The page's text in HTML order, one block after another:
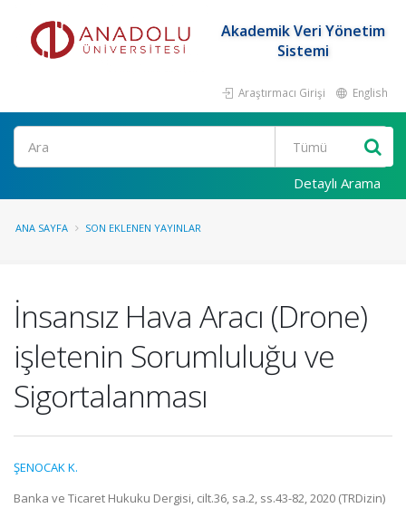
Akademik Veri Yönetim
Sistemi
Araştırmacı Girişi English
Ara
Detaylı Arama
ANA SAYFA SON EKLENEN YAYINLAR
İnsansız Hava Aracı (Drone)
işletenin Sorumluluğu ve
Sigortalanması
ŞENOCAK K.
Banka ve Ticaret Hukuku Dergisi, cilt.36, sa.2, ss.43-82, 2020 (TRDizin)